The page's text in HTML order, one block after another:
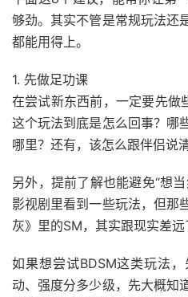
够劲。其实不管是常规玩法还
都能用得上。
1. 先做足功课
在尝试新东西前，一定要先做
这个玩法到底是怎么回事？哪
哪里？还有，该怎么跟伴侣说
另外，提前了解也能避免“想
影视剧里看到一些玩法，但那
灰》里的SM，其实跟现实差远
如果想尝试BDSM这类玩法
动、强度分多少级，先大概知